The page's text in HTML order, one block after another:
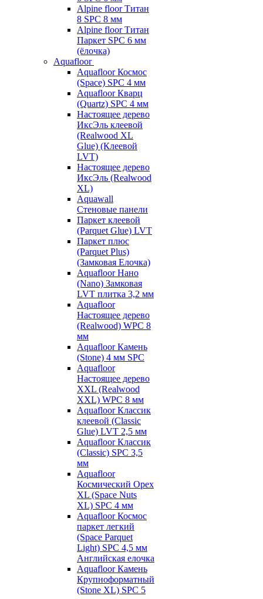
Alpine floor Титан
8 SPC 8 мм
Alpine floor Титан
Паркет SPC 6 мм
(ёлочка)
Aquafloor
Aquafloor Космос
(Space) SPC 4 мм
Aquafloor Кварц
(Quartz) SPC 4 мм
Настоящее дерево
ИксЭль клеевой
(Realwood XL
Glue) (Клеевой
LVT)
Настоящее дерево
ИксЭль (Realwood
XL)
Aquawall
Стеновые панели
Паркет клеевой
(Parquet Glue) LVT
Паркет плюс
(Parquet Plus)
(Замковая Елочка)
Aquafloor Нано
(Nano) Замковая
LVT плитка 3,2 мм
Aquafloor
Настоящее дерево
(Realwood) WPC 8
мм
Aquafloor Камень
(Stone) 4 мм SPC
Aquafloor
Настоящее дерево
XXL (Realwood
XXL) WPC 8 мм
Aquafloor Классик
клеевой (Classic
Glue) LVT 2,5 мм
Aquafloor Классик
(Classic) SPC 3,5
мм
Aquafloor
Космический Орех
XL (Space Nuts
XL) SPC 4 мм
Aquafloor Космос
паркет легкий
(Space Parquet
Light) SPC 4,5 мм
Английская елочка
Aquafloor Камень
Крупноформатный
(Stone XL) SPC 5